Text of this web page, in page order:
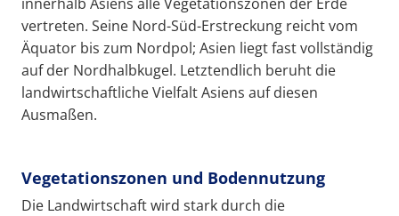
vertreten. Seine Nord-Süd-Erstreckung reicht vom
Äquator bis zum Nordpol; Asien liegt fast vollständig
auf der Nordhalbkugel. Letztendlich beruht die
landwirtschaftliche Vielfalt Asiens auf diesen
Ausmaßen.
Vegetationszonen und Bodennutzung
Die Landwirtschaft wird stark durch die